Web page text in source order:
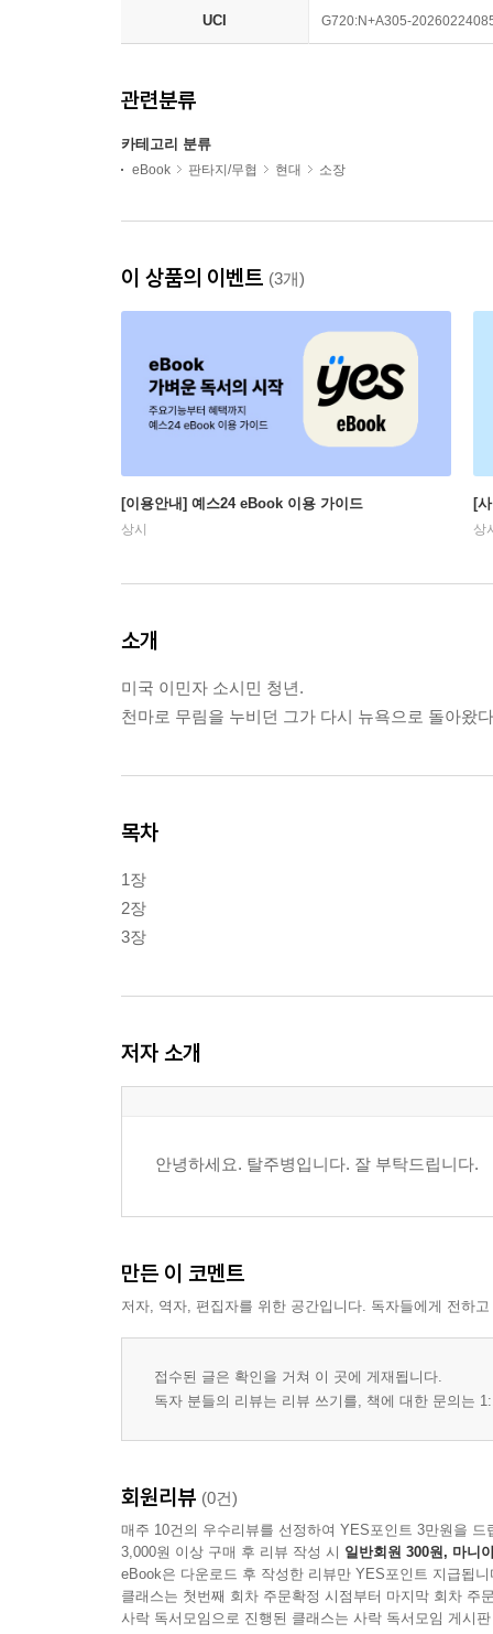
UCI G720:N+A305-
관련분류
카테고리 분류
eBook 판타지/무협 현대 소장
이 상품의 이벤트 (3개)
[이용안내] 예스24 eBook 이용 가이드
상시
[
상
소개
미국 이민자 소시민 청년.
천마로 무림을 누비던 그가 다시 뉴욕으로 돌아왔
목차
1장
2장
3장
저자 소개
안녕하세요. 탈주병입니다. 잘 부탁드립니다.
만든 이 코멘트
저자, 역자, 편집자를 위한 공간입니다. 독자들에게 전하
접수된 글은 확인을 거쳐 이 곳에 게재됩니다.
독자 분들의 리뷰는 리뷰 쓰기를, 책에 대한 문의는
회원리뷰 (0건)
매주 10건의 우수리뷰를 선정하여 YES포인트 3만원을 드
3,000원 이상 구매 후 리뷰 작성 시 일반회원 300원, 마니
eBook은 다운로드 후 작성한 리뷰만 YES포인트 지급됩니
클래스는 첫번째 회차 주문확정 시점부터 마지막 회차 주
사락 독서모임으로 진행된 클래스는 사락 독서모임 게시